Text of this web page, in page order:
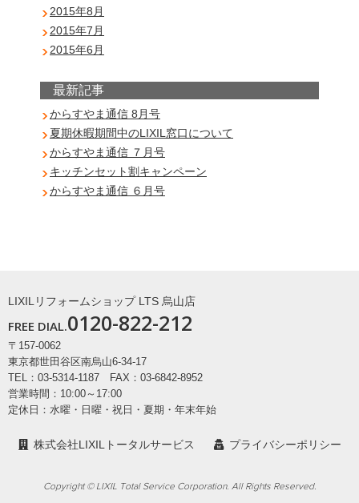
2015年8月
2015年7月
2015年6月
最新記事
からすやま通信 8月号
夏期休暇期間中のLIXIL窓口について
からすやま通信 ７月号
キッチンセット割キャンペーン
からすやま通信 ６月号
LIXILリフォームショップ LTS 烏山店
FREE DIAL.0120-822-212
〒157-0062
東京都世田谷区南烏山6-34-17
TEL：03-5314-1187 FAX：03-6842-8952
営業時間：10:00～17:00
定休日：水曜・日曜・祝日・夏期・年末年始
株式会社LIXILトータルサービス プライバシーポリシー
Copyright © LIXIL Total Service Corporation. All Rights Reserved.